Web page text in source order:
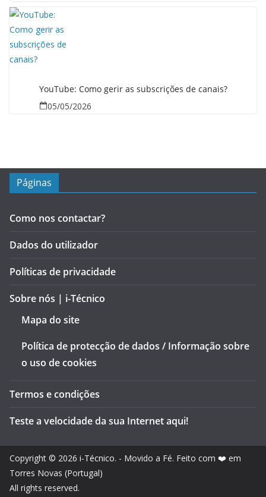
YouTube: Como gerir as subscrições de canais?
05/05/2026
Páginas
Como nos contactar?
Dados do utilizador
Políticas de privacidade
Sobre nós | i-Técnico
Mapa do site
Política de protecção de dados / Informação sobre
o uso de cookies
Termos e condições
Teste a velocidade da sua Internet aqui!
Copyright © 2026 i-Técnico. - Movido a Fé. Feito com ❤️ em
Torres Novas (Portugal)
All rights reserved.